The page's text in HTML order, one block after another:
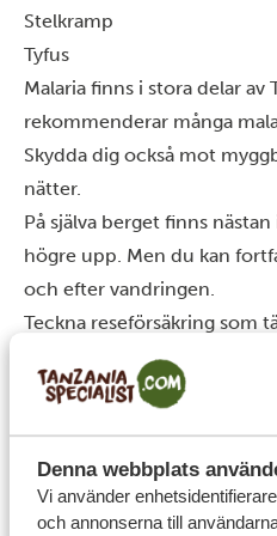
Denna webbplats
Vi använder
och annonserna till
Stelkramp
Tyfus
Malaria finns i stora delar av
rekommenderar många
Skydda dig också mot
nätter.
På själva berget finns
högre upp. Men du kan
och efter vandringen.
Teckna reseförsäkring som
Den bör täcka upp till
om du skulle behöva vård
Kilimanjaro är en stor
möjlig för nybörjare. Du
rätt.